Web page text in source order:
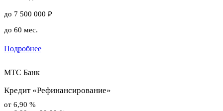
до 7 500 000 ₽
до 60 мес.
Подробнее
МТС Банк
Кредит «Рефинансирование»
от 6,90 %